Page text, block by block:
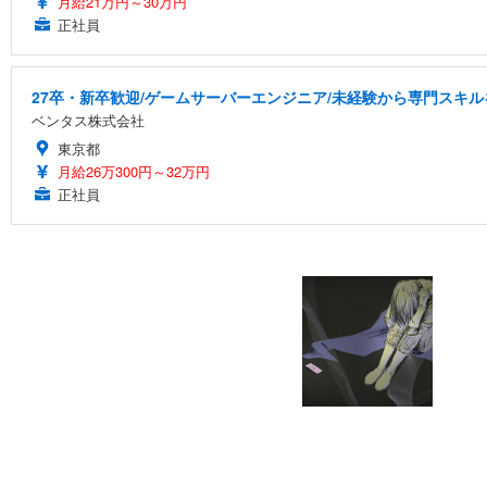
正社員
27卒・新卒歓迎/ゲームサーバーエンジニア/未経験から専門スキ
ベンタス株式会社
東京都
月給26万300円～32万円
正社員